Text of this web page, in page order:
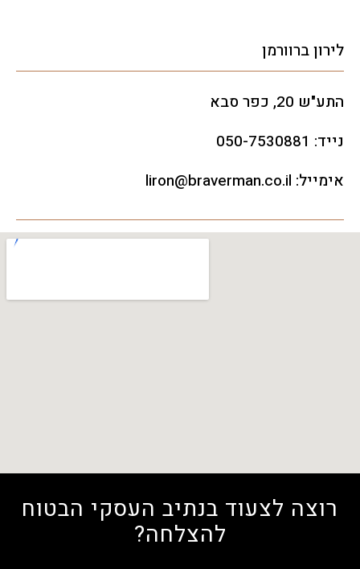
לירון ברוורמן
התע"ש 20, כפר סבא
נייד: 050-7530881
אימייל: liron@braverman.co.il
רוצה לצעוד בנתיב העסקי הבטוח
להצלחה?